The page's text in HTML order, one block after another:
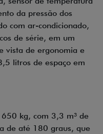
da pressão dos
com ar-condicionado,
de série, em um
vista de ergonomia e
litros de espaço em
kg, com 3,3 m³ de
de até 180 graus, que